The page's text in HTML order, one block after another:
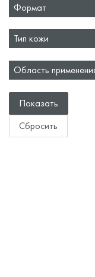
Формат
Тип кожи
Область